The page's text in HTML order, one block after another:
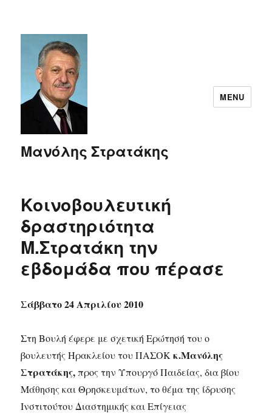
Μανόλης Στρατάκης
MENU
Κοινοβουλευτική
δραστηριότητα
Μ.Στρατάκη την
εβδομάδα που πέρασε
Σάββατο 24 Απριλίου 2010
Στη Βουλή έφερε με σχετική Ερώτησή του ο
βουλευτής Ηρακλείου του ΠΑΣΟΚκ.Μανόλης
Στρατάκης,προς την Υπουργό Παιδείας, δια βίου
Μάθησης και Θρησκευμάτων, το θέμα της ίδρυσης
Ινστιτούτου Διαστημικής και Επίγειας